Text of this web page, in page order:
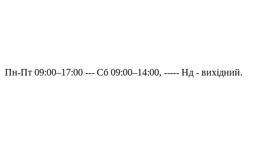
Пн-Пт 09:00–17:00 --- Сб 09:00–14:00, ----- Нд - вихідний.